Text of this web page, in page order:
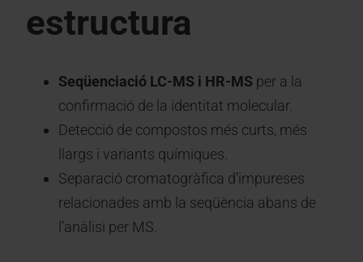
estructura
Seqüenciació LC-MS i HR-MS per a la
confirmació de la identitat molecular.
Detecció de compostos més curts, més
llargs i variants químiques.
Separació cromatogràfica d’impureses
relacionades amb la seqüència abans de
l’anàlisi per MS.